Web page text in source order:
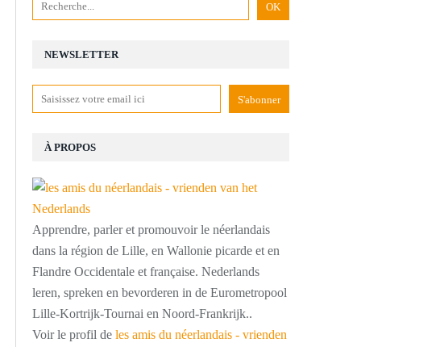
NEWSLETTER
À PROPOS
Apprendre, parler et promouvoir le néerlandais
dans la région de Lille, en Wallonie picarde et en
Flandre Occidentale et française. Nederlands
leren, spreken en bevorderen in de Eurometropool
Lille-Kortrijk-Tournai en Noord-Frankrijk..
Voir le profil de les amis du néerlandais - vrienden